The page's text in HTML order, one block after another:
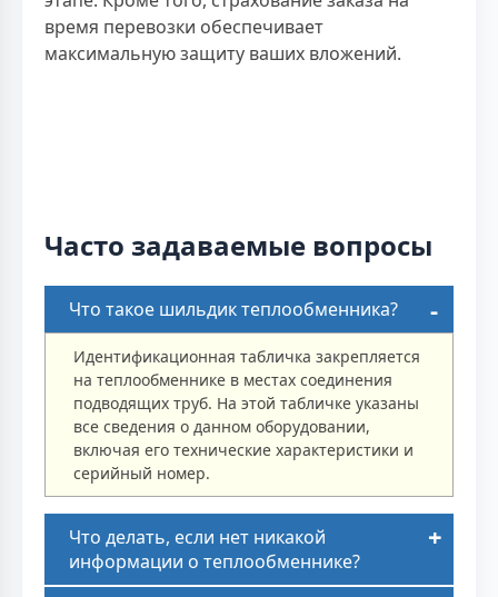
время перевозки обеспечивает
максимальную защиту ваших вложений.
Часто задаваемые вопросы
Что такое шильдик теплообменника?
Идентификационная табличка закрепляется
на теплообменнике в местах соединения
подводящих труб. На этой табличке указаны
все сведения о данном оборудовании,
включая его технические характеристики и
серийный номер.
Что делать, если нет никакой
информации о теплообменнике?